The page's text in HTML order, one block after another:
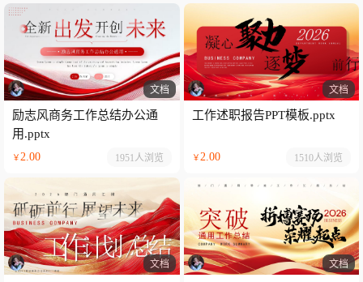
文档
励志风商务工作总结办公通
用.pptx
￥2.00 1951人浏览
文档
工作述职报告PPT模板.pptx
￥2.00 1510人浏览
文档 文档